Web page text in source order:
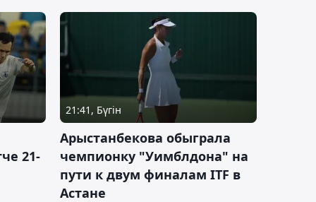
21-
21:41, Бүгін
Арыстанбекова обыграла
чемпионку "Уимблдона" на
пути к двум финалам ITF в
Астане